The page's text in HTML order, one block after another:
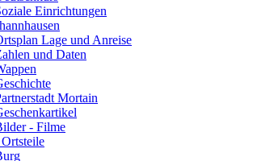
Einrichtungen
Lage und Anreise
und Daten
Mortain
- Filme